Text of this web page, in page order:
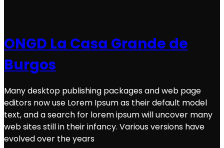
ONGD La Casa Grande de
Burgos
Many desktop publishing packages and web page
editors now use Lorem Ipsum as their default model
text, and a search for lorem ipsum will uncover many
web sites still in their infancy. Various versions have
evolved over the years